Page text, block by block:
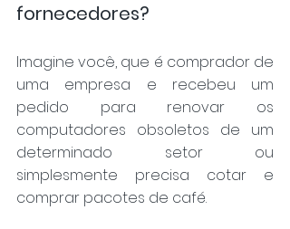
fornecedores?
Imagine você, que é comprador de
uma empresa e recebeu um
pedido para renovar os
computadores obsoletos de um
determinado setor ou
simplesmente precisa cotar e
comprar pacotes de café.